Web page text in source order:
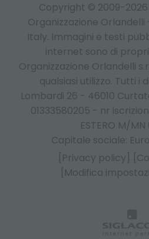
Copyright © 2009-
Organizzazione
Italy. Immagini e testi
internet sono di
Organizzazione Orlandelli
qualsiasi utilizzo. Tutti i
Lombardi 26 - 46010
01333580205 - nr
ESTERO M/
Capitale sociale:
[Privacy policy]
[Modifica